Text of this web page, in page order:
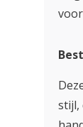
stijl,